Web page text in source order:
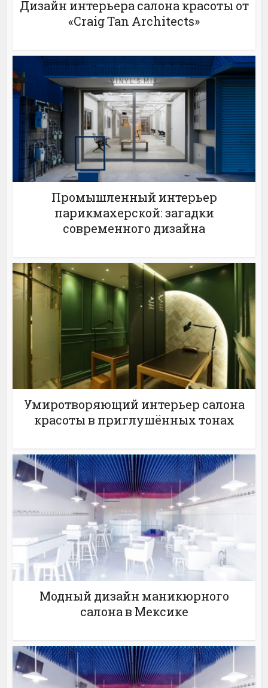
Дизайн интерьера салона красоты от
«Craig Tan Architects»
Промышленный интерьер
парикмахерской: загадки
современного дизайна
Умиротворяющий интерьер салона
красоты в приглушённых тонах
Модный дизайн маникюрного
салона в Мексике